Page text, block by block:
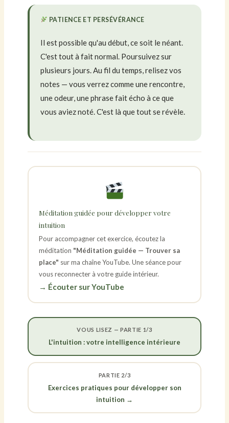
PATIENCE ET PERSÉVÉRANCE
Il est possible qu'au début, ce soit le néant.
C'est tout à fait normal. Poursuivez sur
plusieurs jours. Au fil du temps, relisez vos
notes — vous verrez comme une rencontre,
une odeur, une phrase fait écho à ce que
vous aviez noté. C'est là que tout se révèle.
Méditation guidée pour développer votre
intuition
Pour accompagner cet exercice, écoutez la
méditation "Méditation guidée — Trouver sa
place" sur ma chaîne YouTube. Une séance pour
vous reconnecter à votre guide intérieur.
→ Écouter sur YouTube
VOUS LISEZ — PARTIE 1/3
L'intuition : votre intelligence intérieure
PARTIE 2/3
Exercices pratiques pour développer son
intuition →